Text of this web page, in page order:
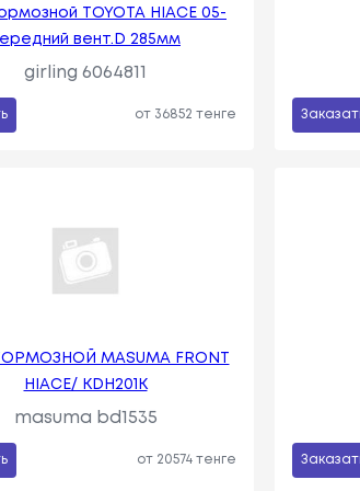
TOYOTA HIACE 05-
вент.D 285мм
girling 6064811
от 36852 тенге
MASUMA FRONT
HIACE/ KDH201K
masuma bd1535
от 20574 тенге